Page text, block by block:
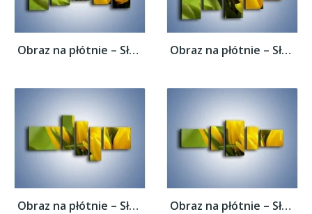
Obraz na płótnie – Słońce schowane w... Obraz na płótnie – Słońce schowane w...
Obraz na płótnie – Słońce schowane w... Obraz na płótnie – Słońce schowane w...